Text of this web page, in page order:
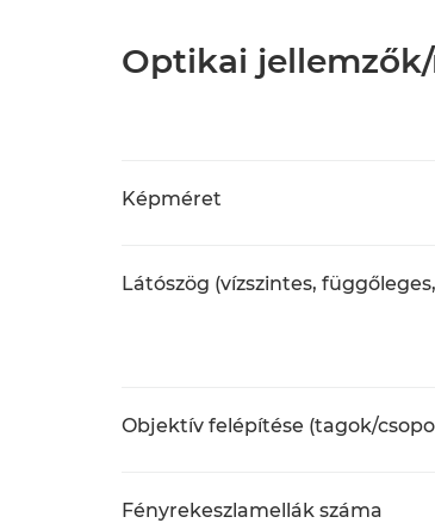
Optikai
Képméret
Látószög (vízszintes,
Objektív felépítése (tagok/
Fényrekeszlamellák száma